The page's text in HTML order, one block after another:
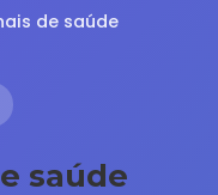
de saúde
saúde